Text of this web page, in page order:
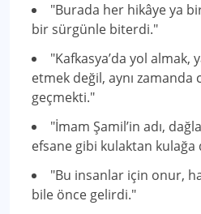
"Burada her hikâye ya
bir sürgünle biterdi."
"Kafkasya’da yol almak,
etmek değil, aynı zamanda
geçmekti."
"İmam Şamil’in adı,
efsane gibi kulaktan kulağa
"Bu insanlar için onur,
bile önce gelirdi."